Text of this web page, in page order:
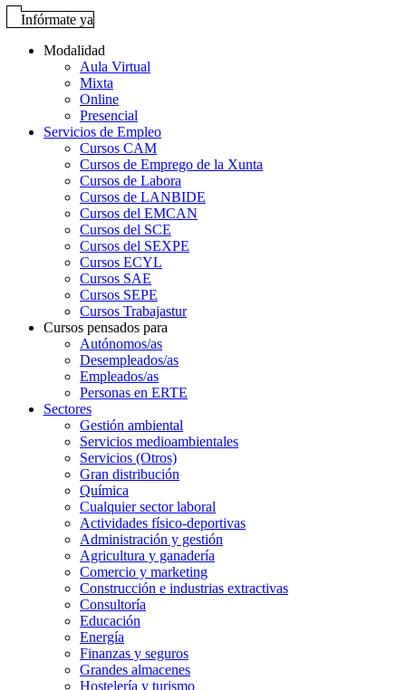
Infórmate ya
Modalidad
Aula Virtual
Mixta
Online
Presencial
Servicios de Empleo
Cursos CAM
Cursos de Emprego de la Xunta
Cursos de Labora
Cursos de LANBIDE
Cursos del EMCAN
Cursos del SCE
Cursos del SEXPE
Cursos ECYL
Cursos SAE
Cursos SEPE
Cursos Trabajastur
Cursos pensados para
Autónomos/as
Desempleados/as
Empleados/as
Personas en ERTE
Sectores
Gestión ambiental
Servicios medioambientales
Servicios (Otros)
Gran distribución
Química
Cualquier sector laboral
Actividades físico-deportivas
Administración y gestión
Agricultura y ganadería
Comercio y marketing
Construcción e industrias extractivas
Consultoría
Educación
Energía
Finanzas y seguros
Grandes almacenes
Hostelería y turismo